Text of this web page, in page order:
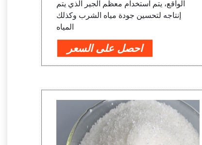
الواقع، يتم استخدام معظم الجير الذي يتم
إنتاجه لتحسين جودة مياه الشرب وكذلك
المياه
احصل على السعر